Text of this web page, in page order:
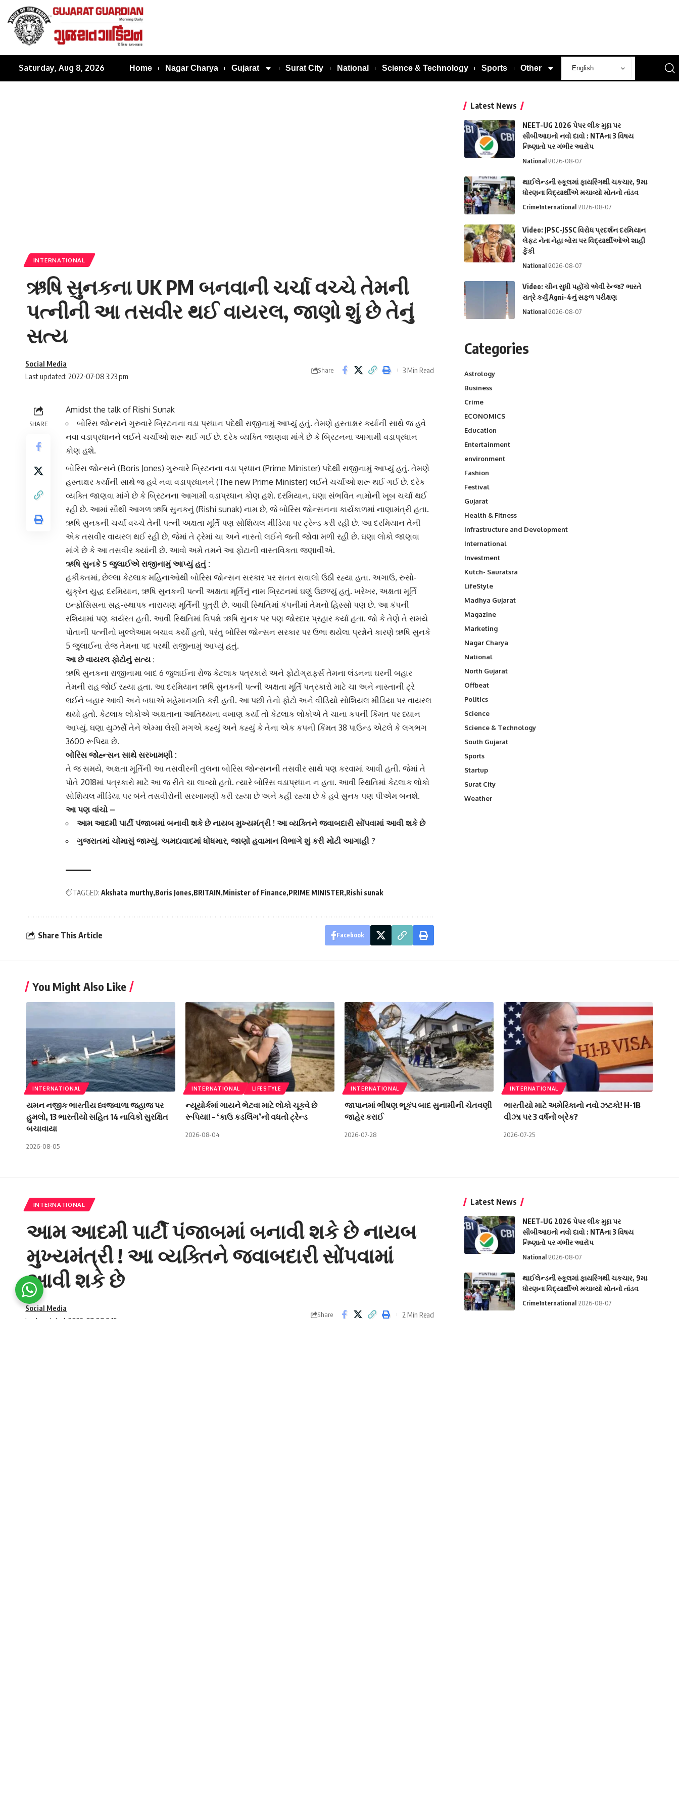
Saturday, Aug 8, 2026 Home Nagar Charya Gujarat Surat City National Science & Technology Sports Other
INTERNATIONAL
ઋષિ સુનકના UK PM બનવાની ચર્ચા વચ્ચે તેમની
પત્નીની આ તસવીર થઈ વાયરલ, જાણો શું છે તેનું
સત્ય
Last updated: 2022-07-08 3:23 pm
Social Media
Share 3 Min Read
SHARE
Amidst the talk of Rishi Sunak
બોરિસ જોન્સને ગુરુવારે બ્રિટનના વડા પ્રધાન પદેથી રાજીનામું આપ્યું હતું. તેમણે હસ્તાક્ષર કર્યાની સાથે જ હવે
નવા વડાપ્રધાનને લઈને ચર્ચાઓ શરૂ થઈ ગઈ છે. દરેક વ્યક્તિ જાણવા માંગે છે કે બ્રિટનના આગામી વડાપ્રધાન
કોણ હશે.
બોરિસ જોન્સને (Boris Jones) ગુરુવારે બ્રિટનના વડા પ્રધાન (Prime Minister) પદેથી રાજીનામું આપ્યું હતું. તેમણે
હસ્તાક્ષર કર્યાની સાથે જ હવે નવા વડાપ્રધાનને (The new Prime Minister) લઈને ચર્ચાઓ શરૂ થઈ ગઈ છે. દરેક
વ્યક્તિ જાણવા માંગે છે કે બ્રિટનના આગામી વડાપ્રધાન કોણ હશે. દરમિયાન, ઘણા સંભવિત નામોની ખૂબ ચર્ચા થઈ
રહી છે. આમાં સૌથી આગળ ઋષિ સુનકનું (Rishi sunak) નામ છે, જે બોરિસ જોન્સનના કાર્યકાળમાં નાણામંત્રી હતા.
ઋષિ સુનકની ચર્ચા વચ્ચે તેની પત્ની અક્ષતા મૂર્તિપણ સોશિયલ મીડિયા પર ટ્રેન્ડ કરી રહી છે. આ દરમિયાન તેની
એક તસવીર વાયરલ થઈ રહી છે, જેમાં તે ટ્રેમાં ચા અને નાસ્તો લઈને જતી જોવા મળી રહી છે. ઘણા લોકો જાણવા
માંગે છે કે આ તસવીર ક્યાંની છે. આવો અમે તમને આ ફોટાની વાસ્તવિકતા જણાવીએ.
ઋષિ સુનકે 5 જુલાઈએ રાજીનામુંઆપ્યું હતું :
હકીકતમાં, છેલ્લા કેટલાક મહિનાઓથી બોરિસ જોન્સન સરકાર પર સતત સવાલો ઉઠી રહ્યા હતા. અગાઉ, રુસો-
યુક્રેન યુદ્ધ દરમિયાન, ઋષિ સુનકની પત્ની અક્ષતા મૂર્તિનું નામ બ્રિટનમાં ઘણું ઉછળ્યું હતું. ખરેખર, અક્ષતા મૂર્તિ
ઇન્ફોસિસના સહ-સ્થાપક નારાયણ મૂર્તિની પુત્રી છે. આવી સ્થિતિમાં કંપનીમાં તેમનો હિસ્સો પણ છે. આ કંપની
રશિયામાં પણ કાર્યરત હતી. આવી સ્થિતિમાં વિપક્ષે ઋષિ સુનક પર પણ જોરદાર પ્રહાર કર્યા હતા. જો કે તેણે તે સમયે
પોતાની પત્નીનો ખુલ્લેઆમ બચાવ કર્યો હતો, પરંતુ બોરિસ જોન્સન સરકાર પર ઉભા થયેલા પ્રશ્નોને કારણે ઋષિ સુનકે
5 જુલાઈના રોજ તેમના પદ પરથી રાજીનામું આપ્યું હતું.
આ છે વાયરલ ફોટોનું સત્ય :
ઋષિ સુનકના રાજીનામા બાદ 6 જુલાઈના રોજ કેટલાક પત્રકારો અને ફોટોગ્રાફર્સ તેમના લંડનના ઘરની બહાર
તેમની રાહ જોઈ રહ્યા હતા. આ દરમિયાન ઋષિ સુનકની પત્ની અક્ષતા મૂર્તિપત્રકારો માટે ચા અને નાસ્તાની ટ્રે
લઈને બહાર આવી અને બધાએ મહેમાનગતિ કરી હતી. આ પછી તેનો ફોટો અને વીડિયો સોશિયલ મીડિયા પર વાયરલ
થયો હતો. કેટલાક લોકોએ અક્ષતાના આતિથ્યના વખાણ કર્યા તો કેટલાક લોકોએ તે ચાના કપની કિંમત પર ધ્યાન
આપ્યું. ઘણા યુઝર્સે તેને એમ્મા લેસી મગએ કહ્યું અને કહ્યું કે તેના એક કપની કિંમત 38 પાઉન્ડ એટલે કે લગભગ
3600 રૂપિયા છે.
બોરિસ જોહ્ન્સન સાથે સરખામણી :
તે જ સમયે, અક્ષતા મૂર્તિની આ તસવીરની તુલના બોરિસ જોન્સનની તસવીર સાથે પણ કરવામાં આવી હતી. જેમાં તે
પોતે 2018માં પત્રકારો માટે આ જ રીતે ચા લાવ્યો હતો. ત્યારે બોરિસ વડાપ્રધાન ન હતા. આવી સ્થિતિમાં કેટલાક લોકો
સોશિયલ મીડિયા પર બંને તસવીરોની સરખામણી કરી રહ્યા છે અને કહી રહ્યા છે કે હવે સુનક પણ પીએમ બનશે.
આ પણ વાંચો –
આમ આદમી પાર્ટી પંજાબમાં બનાવી શકે છે નાયબ મુખ્યમંત્રી ! આ વ્યક્તિને જવાબદારી સોંપવામાં આવી શકે છે
ગુજરાતમાં ચોમાસું જામ્યું, અમદાવાદમાં ધોધમાર, જાણો હવામાન વિભાગે શું કરી મોટી આગાહી ?
TAGGED: Akshata murthy Boris Jones BRITAIN Minister of Finance PRIME MINISTER Rishi sunak
Share This Article Facebook
Latest News
NEET-UG 2026 પેપર લીક મુદ્દા પર
સીબીઆઇનો નવો દાવો : NTAના 3 વિષય
નિષ્ણાતો પર ગંભીર આરોપ
National 2026-08-07
થાઈલેન્ડની સ્કૂલમાં ફાયરિંગથી ચકચાર, 9મા
ધોરણના વિદ્યાર્થીએ મચાવ્યો મોતનો તાંડવ
CrimeInternational 2026-08-07
Video: JPSC-JSSC વિરોધ પ્રદર્શન દરમિયાન
લેફ્ટ નેતા નેહા બોરા પર વિદ્યાર્થીઓએ શાહી
ફેંકી
National 2026-08-07
Video: ચીન સુધી પહોંચે એવી રેન્જ? ભારતે
રાત્રે કર્યું Agni-4નું સફળ પરીક્ષણ
National 2026-08-07
Categories
Astrology
Business
Crime
ECONOMICS
Education
Entertainment
environment
Fashion
Festival
Gujarat
Health & Fitness
Infrastructure and Development
International
Investment
Kutch- Sauratsra
LifeStyle
Madhya Gujarat
Magazine
Marketing
Nagar Charya
National
North Gujarat
Offbeat
Politics
Science
Science & Technology
South Gujarat
Sports
Startup
Surat City
Weather
You Might Also Like
INTERNATIONAL
યમન નજીક ભારતીય ધ્વજવાળા જહાજ પર
હુમલો, 13 ભારતીયો સહિત 14 નાવિકો સુરક્ષિત
બચાવાયા
2026-08-05
INTERNATIONAL LIFESTYLE
ન્યૂયોર્કમાં ગાયને ભેટવા માટે લોકો ચૂકવે છે
રૂપિયા! – ‘કાઉ કડલિંગ’નો વધતો ટ્રેન્ડ
2026-08-04
INTERNATIONAL
જાપાનમાં ભીષણ ભૂકંપ બાદ સુનામીની ચેતવણી
જાહેર કરાઈ
2026-07-28
INTERNATIONAL
ભારતીયો માટે અમેરિકાનો નવો ઝટકો! H-1B
વીઝા પર 3 વર્ષનો બ્રેક?
2026-07-25
INTERNATIONAL
આમ આદમી પાર્ટી પંજાબમાં બનાવી શકે છે નાયબ
મુખ્યમંત્રી ! આ વ્યક્તિને જવાબદારી સોંપવામાં
આવી શકે છે
Last updated: 2022-07-08 3:19 pm
Social Media
Share 2 Min Read
Latest News
NEET-UG 2026 પેપર લીક મુદ્દા પર
સીબીઆઇનો નવો દાવો : NTAના 3 વિષય
નિષ્ણાતો પર ગંભીર આરોપ
National 2026-08-07
થાઈલેન્ડની સ્કૂલમાં ફાયરિંગથી ચકચાર, 9મા
ધોરણના વિદ્યાર્થીએ મચાવ્યો મોતનો તાંડવ
CrimeInternational 2026-08-07